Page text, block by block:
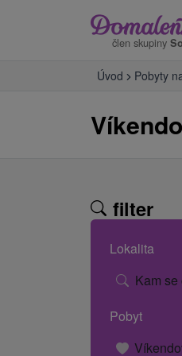
člen skupiny
Úvod Pobyty
filter
Lokalita
Kam se
Pobyt